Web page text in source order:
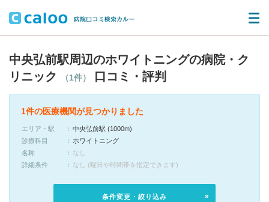
中央弘前駅周辺のホワイトニングの病院・ク
リニック
（1件） 口コミ・評判
1件の医療機関が見つかりました
エリア・駅
中央弘前駅 (1000m)
診療科目
ホワイトニング
名称
なし
詳細条件
なし (曜日や時間帯を指定できます)
条件変更・絞り込み